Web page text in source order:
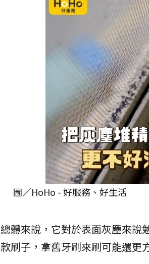
圖／HoHo - 好服務、好生活
總體來說，它對於表面灰塵來說
款刷子，拿舊牙刷來刷可能還更